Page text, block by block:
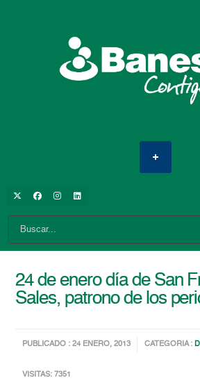
24 de enero día de San
Sales, patrono de los
PUBLICADO : 24 ENERO, 2013 CATEGORIA :
VISITAS: 7351